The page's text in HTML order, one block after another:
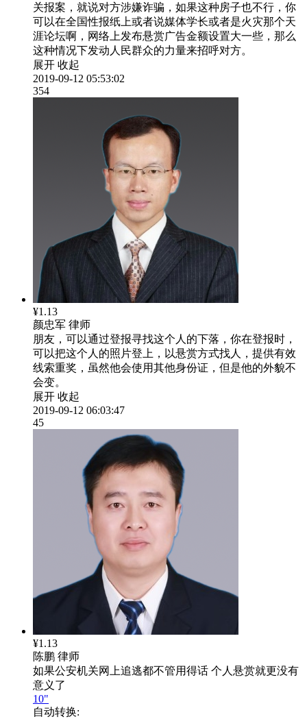
关报案，就说对方涉嫌诈骗，如果这种房子也不行，你
可以在全国性报纸上或者说媒体学长或者是火灾那个天
涯论坛啊，网络上发布悬赏广告金额设置大一些，那么
这种情况下发动人民群众的力量来招呼对方。
展开 收起
2019-09-12 05:53:02
354
¥1.13
颜忠军 律师
朋友，可以通过登报寻找这个人的下落，你在登报时，
可以把这个人的照片登上，以悬赏方式找人，提供有效
线索重奖，虽然他会使用其他身份证，但是他的外貌不
会变。
展开 收起
2019-09-12 06:03:47
45
¥1.13
陈鹏 律师
如果公安机关网上追逃都不管用得话 个人悬赏就更没有
意义了
10"
自动转换: